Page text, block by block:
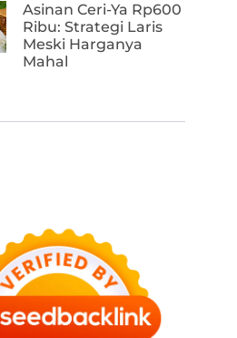
Asinan Ceri-Ya Rp600
Ribu: Strategi Laris
Meski Harganya
Mahal